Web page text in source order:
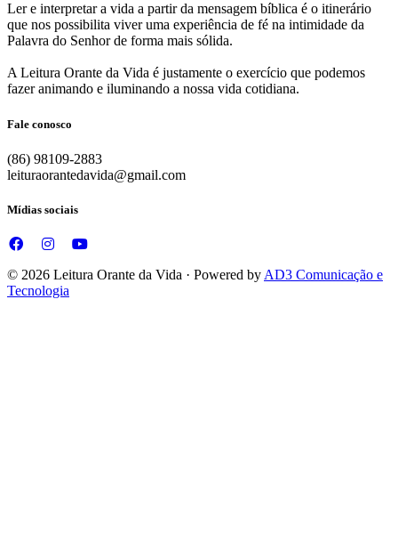
Ler e interpretar a vida a partir da mensagem bíblica é o itinerário
que nos possibilita viver uma experiência de fé na intimidade da
Palavra do Senhor de forma mais sólida.
A Leitura Orante da Vida é justamente o exercício que podemos
fazer animando e iluminando a nossa vida cotidiana.
Fale conosco
(86) 98109-2883
leituraorantedavida@gmail.com
Mídias sociais
© 2026 Leitura Orante da Vida · Powered by AD3 Comunicação e
Tecnologia